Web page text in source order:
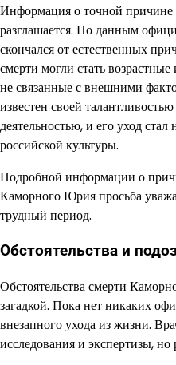
Информация о точной
разглашается. По данным
скончался от естественных
смерти могли стать
не связанные с внешними
известен своей
деятельностью, и его уход
российской культуры.
Подробной информации о
Каморного Юрия просьба
трудный период.
Обстоятельства и
Обстоятельства смерти
загадкой. Пока нет никаких
внезапного ухода из жизни.
исследования и экспертизы, но